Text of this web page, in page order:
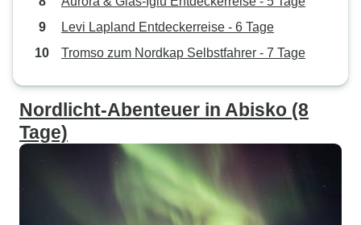
Levi Lapland Entdeckerreise - 6 Tage
Tromso zum Nordkap Selbstfahrer - 7 Tage
Nordlicht-Abenteuer in Abisko (8
Tage)